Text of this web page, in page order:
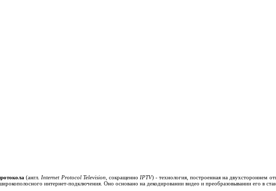
(англ.Internet Protocol Television, сокращенно IPTV) - технология, построенная на двухстороннем
интернет-подключения. Оно основано на декодировании видео и преобразовывании его в